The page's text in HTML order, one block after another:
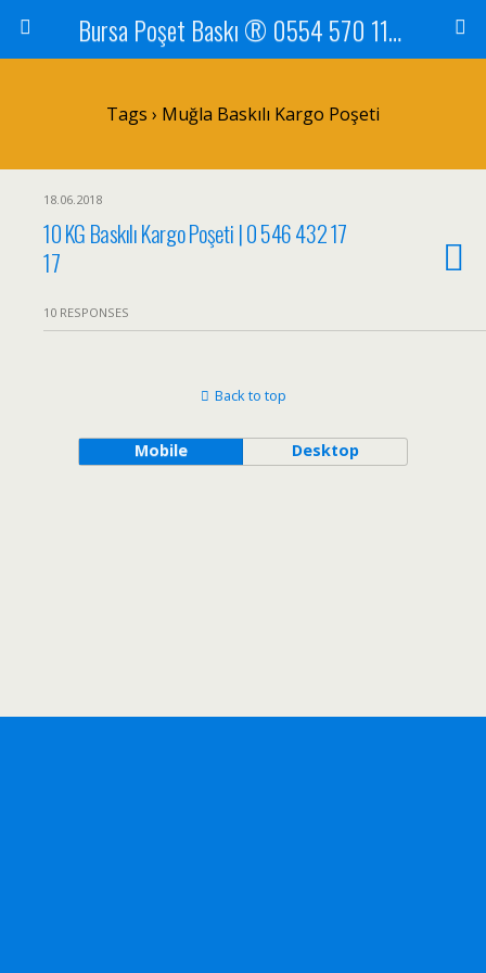
Bursa Poşet Baskı ® 0554 570 1105
Tags › Muğla Baskılı Kargo Poşeti
18.06.2018
10 KG Baskılı Kargo Poşeti | 0 546 432 17
17
10 RESPONSES
Back to top
Mobile Desktop